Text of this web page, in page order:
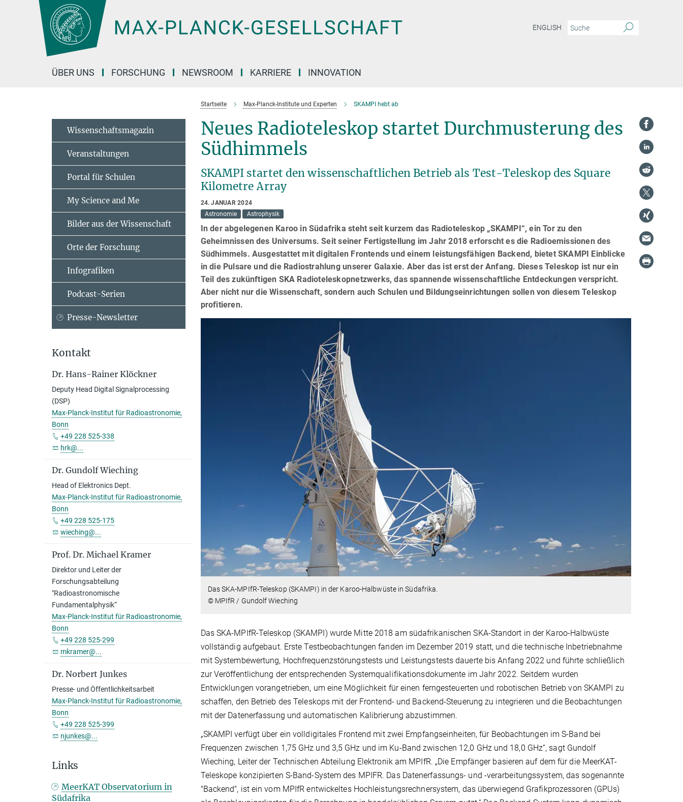
Hauptinhalt
ENGLISH
ÜBER UNS FORSCHUNG NEWSROOM KARRIERE INNOVATION
Startseite Max-Planck-Institute und Experten SKAMPI hebt ab
Neues Radioteleskop startet Durchmusterung des
Südhimmels
SKAMPI startet den wissenschaftlichen Betrieb als Test-Teleskop des Square
Kilometre Array
24. JANUAR 2024
Astronomie
Astrophysik
In der abgelegenen Karoo in Südafrika steht seit kurzem das Radioteleskop „SKAMPI“, ein Tor zu den
Geheimnissen des Universums. Seit seiner Fertigstellung im Jahr 2018 erforscht es die Radioemissionen des
Südhimmels. Ausgestattet mit digitalen Frontends und einem leistungsfähigen Backend, bietet SKAMPI Einblicke
in die Pulsare und die Radiostrahlung unserer Galaxie. Aber das ist erst der Anfang. Dieses Teleskop ist nur ein
Teil des zukünftigen SKA Radioteleskopnetzwerks, das spannende wissenschaftliche Entdeckungen verspricht.
Aber nicht nur die Wissenschaft, sondern auch Schulen und Bildungseinrichtungen sollen von diesem Teleskop
profitieren.
Das SKA-MPIfR-Teleskop (SKAMPI) in der Karoo-Halbwüste in Südafrika.
© MPIfR / Gundolf Wieching
Das SKA-MPIfR-Teleskop (SKAMPI) wurde Mitte 2018 am südafrikanischen SKA-Standort in der Karoo-Halbwüste
vollständig aufgebaut. Erste Testbeobachtungen fanden im Dezember 2019 statt, und die technische Inbetriebnahme
mit Systembewertung, Hochfrequenzstörungstests und Leistungstests dauerte bis Anfang 2022 und führte schließlich
zur Veröffentlichung der entsprechenden Systemqualifikationsdokumente im Jahr 2022. Seitdem wurden
Entwicklungen vorangetrieben, um eine Möglichkeit für einen ferngesteuerten und robotischen Betrieb von SKAMPI zu
schaffen, den Betrieb des Teleskops mit der Frontend- und Backend-Steuerung zu integrieren und die Beobachtungen
mit der Datenerfassung und automatischen Kalibrierung abzustimmen.
„SKAMPI verfügt über ein volldigitales Frontend mit zwei Empfangseinheiten, für Beobachtungen im S-Band bei
Frequenzen zwischen 1,75 GHz und 3,5 GHz und im Ku-Band zwischen 12,0 GHz und 18,0 GHz“, sagt Gundolf
Wieching, Leiter der Technischen Abteilung Elektronik am MPIfR. „Die Empfänger basieren auf dem für die MeerKAT-
Teleskope konzipierten S-Band-System des MPIFR. Das Datenerfassungs- und -verarbeitungssystem, das sogenannte
"Backend", ist ein vom MPIfR entwickeltes Hochleistungsrechnersystem, das überwiegend Grafikprozessoren (GPUs)
Wissenschaftsmagazin
Veranstaltungen
Portal für Schulen
My Science and Me
Bilder aus der Wissenschaft
Orte der Forschung
Infografiken
Podcast-Serien
Presse-Newsletter
Kontakt
Dr. Hans-Rainer Klöckner
Deputy Head Digital Signalprocessing
(DSP)
Max-Planck-Institut für Radioastronomie,
Bonn
+49 228 525-338
hrk@...
Dr. Gundolf Wieching
Head of Elektronics Dept.
Max-Planck-Institut für Radioastronomie,
Bonn
+49 228 525-175
wieching@...
Prof. Dr. Michael Kramer
Direktor und Leiter der
Forschungsabteilung
"Radioastronomische
Fundamentalphysik“
Max-Planck-Institut für Radioastronomie,
Bonn
+49 228 525-299
mkramer@...
Dr. Norbert Junkes
Presse- und Öffentlichkeitsarbeit
Max-Planck-Institut für Radioastronomie,
Bonn
+49 228 525-399
njunkes@...
Links
MeerKAT Observatorium in
Südafrika